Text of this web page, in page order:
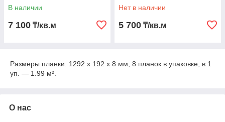
В наличии
7 100 ₸/кв.м
Нет в наличии
5 700 ₸/кв.м
Размеры планки: 1292 х 192 х 8 мм, 8 планок в упаковке, в 1
уп. — 1.99 м².
О нас